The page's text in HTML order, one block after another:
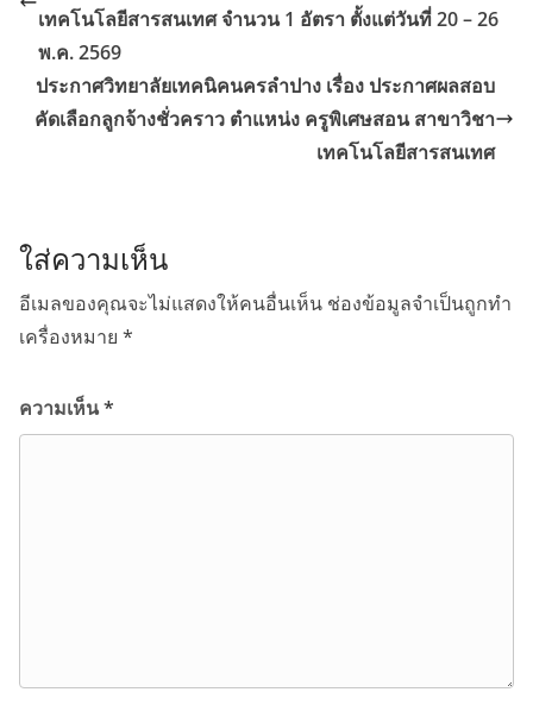
เทคโนโลยีสารสนเทศ จำนวน 1 อัตรา ตั้งแต่วันที่ 20 – 26
พ.ค. 2569
ประกาศวิทยาลัยเทคนิคนครลำปาง เรื่อง ประกาศผลสอบ
คัดเลือกลูกจ้างชั่วคราว ตำแหน่ง ครูพิเศษสอน สาขาวิชา
เทคโนโลยีสารสนเทศ
ใส่ความเห็น
อีเมลของคุณจะไม่แสดงให้คนอื่นเห็น ช่องข้อมูลจำเป็นถูกทำ
เครื่องหมาย *
ความเห็น*